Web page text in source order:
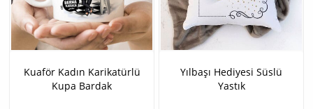
Kuaför Kadın Karikatürlü
Kupa Bardak
Yılbaşı Hediyesi Süslü
Yastık